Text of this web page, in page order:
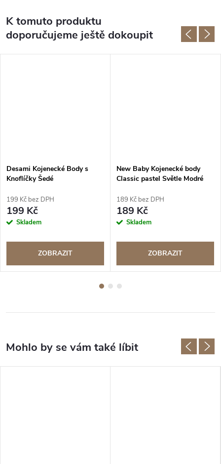
K tomuto produktu
doporučujeme ještě dokoupit
Desami Kojenecké Body s
Knoflíčky Šedé
199 Kč bez DPH
199 Kč
Skladem
ZOBRAZIT
New Baby Kojenecké body
Classic pastel Světle Modré
189 Kč bez DPH
189 Kč
Skladem
ZOBRAZIT